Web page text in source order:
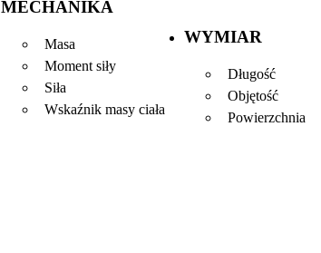
MECHANIKA
Masa
Moment siły
Siła
Wskaźnik masy ciała
WYMIAR
Długość
Objętość
Powierzchnia